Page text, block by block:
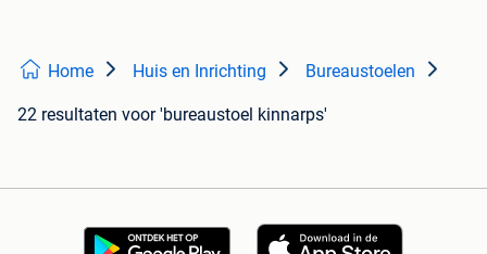
Home Huis en Inrichting Bureaustoelen
22 resultaten voor 'bureaustoel kinnarps'